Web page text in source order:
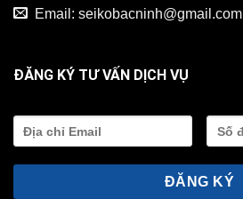
Email: seikobacninh@gmail.com
ĐĂNG KÝ TƯ VẤN DỊCH VỤ